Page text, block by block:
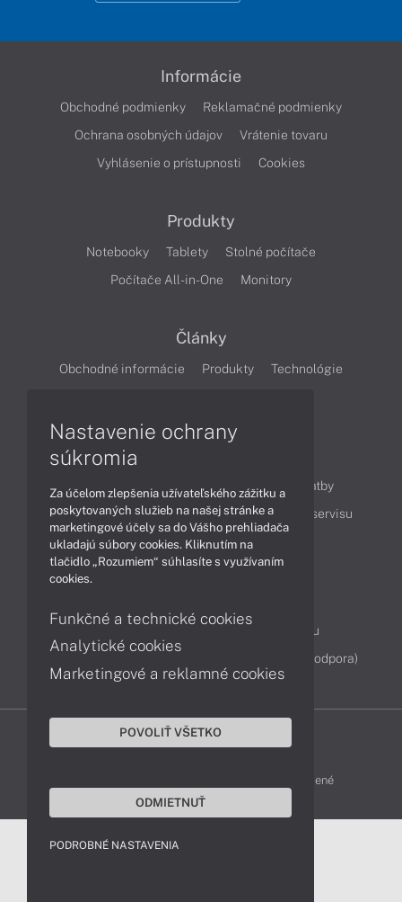
Informácie
Obchodné podmienky
Reklamačné podmienky
Ochrana osobných údajov
Vrátenie tovaru
Vyhlásenie o prístupnosti
Cookies
Produkty
Notebooky Tablety
Stolné počítače
Počítače All-in-One
Monitory
Články
Obchodné informácie Produkty
Technológie
Ako nakupovať
Možnosti doručenia a platby
Podpora a servis
Servisné služby Cenník servisu
Kontakty
Reklamácia tovaru
Diagnostiky online
TeamViewer (vzdialená podpora)
DELL-SHOP © 2011 - 2026 Všetky práva vyhradené
Nastavenie ochrany
súkromia
Za účelom zlepšenia užívateľského zážitku a
poskytovaných služieb na našej stránke a
marketingové účely sa do Vášho prehliadača
ukladajú súbory cookies. Kliknutím na
tlačidlo „Rozumiem“ súhlasíte s využívaním
cookies.
Funkčné a technické cookies
Analytické cookies
Marketingové a reklamné cookies
POVOLIŤ VŠETKO
ODMIETNUŤ
PODROBNÉ NASTAVENIA